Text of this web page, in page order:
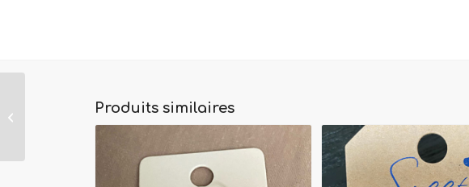
Produits similaires
Boucles d’oreilles Sofia